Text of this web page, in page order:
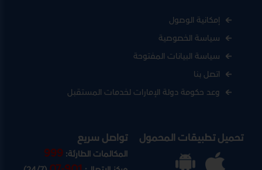
إمكانية الوصول
سياسة الخصوصية
سياسة البيانات المفتوحة
اتصل بنا
وعد حكومة دولة الإمارات لخدمات المستقبل
تحميل تطبيقات المحمول تواصل سريع
المكالمات الطارئة:999